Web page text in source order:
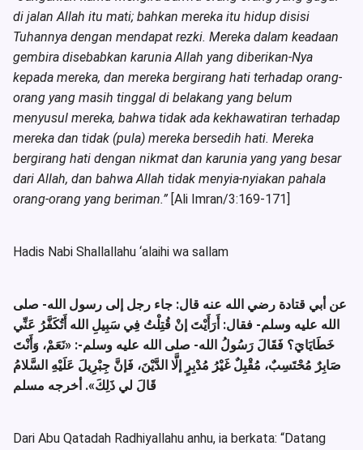
di jalan Allah itu mati; bahkan mereka itu hidup disisi
Tuhannya dengan mendapat rezki. Mereka dalam keadaan
gembira disebabkan karunia Allah yang diberikan-Nya
kepada mereka, dan mereka bergirang hati terhadap orang-
orang yang masih tinggal di belakang yang belum
menyusul mereka, bahwa tidak ada kekhawatiran terhadap
mereka dan tidak (pula) mereka bersedih hati. Mereka
bergirang hati dengan nikmat dan karunia yang yang besar
dari Allah, dan bahwa Allah tidak menyia-nyiakan pahala
orang-orang yang beriman.” [Ali Imran/3:169-171]
Hadis Nabi Shallallahu ‘alaihi wa sallam
عن أبي قتادة رضي الله عنه قال: جاء رجل إلى رسول الله- صلى
الله عليه وسلم- فقال: أَرَأَيْتَ إنْ قُتِلْتُ فِي سَبِيلِ الله أَتُكَفَّرُ عَنِّي
خَطَايَايَ؟ فَقَالَ رَسُولُ الله- صلى الله عليه وسلم-: «نَعَمْ، وَأَنْتَ
صَابِرٌ مُحْتَسِبٌ، مُقْبِلٌ غَيْرُ مُدْبِرٍ إلَّا الدَّيْنَ، فَإنَّ جِبْرِيلَ عَلَيْهِ السَّلامُ
قَالَ لي ذَلِكَ». أخرجه مسلم
Dari Abu Qatadah Radhiyallahu anhu, ia berkata: “Datang